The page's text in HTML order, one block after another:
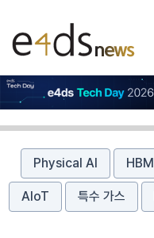
Physical AI HBM
AIoT 특수 가스